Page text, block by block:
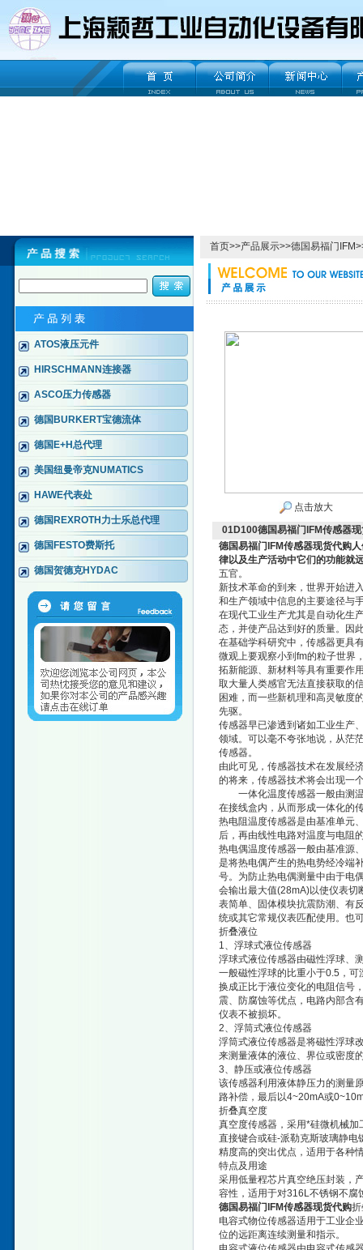
ATOS液压元件
HIRSCHMANN连接器
ASCO压力传感器
德国BURKERT宝德流体
德国E+H总代理
美国纽曼帝克NUMATICS
HAWE代表处
德国REXROTH力士乐总代理
德国FESTO费斯托
德国贺德克HYDAC
首页>>产品展示>>德国易福门IFM
点击放大
01D100德国易福门IFM传感器
德国易福门IFM传感器现货代购人
律以及生产活动中它们的功能就
五官。
新技术革命的到来，世界开始进
和生产领域中信息的主要途径与
在现代工业生产尤其是自动化生
态，并使产品达到好的质量。因
在基础学科研究中，传感器更具
微观上要观察小到fm的粒子世界
拓新能源、新材料等具有重要作
取大量人类感官无法直接获取的
困难，而一些新机理和高灵敏度
先驱。
传感器早已渗透到诸如工业生产
领域。可以毫不夸张地说，从茫
传感器。
由此可见，传感器技术在发展经
的将来，传感器技术将会出现一
一体化温度传感器一般由测温
在接线盒内，从而形成一体化的
热电阻温度传感器是由基准单元
后，再由线性电路对温度与电阻
热电偶温度传感器一般由基准源
是将热电偶产生的热电势经冷端
号。为防止热电偶测量中由于电
会输出最大值(28mA)以使仪表切
表简单、固体模块抗震防潮、有
统或其它常规仪表匹配使用。也
折叠液位
1、浮球式液位传感器
浮球式液位传感器由磁性浮球、
一般磁性浮球的比重小于0.5，
换成正比于液位变化的电阻信号
震、防腐蚀等优点，电路内部含
仪表不被损坏。
2、浮筒式液位传感器
浮筒式液位传感器是将磁性浮球
来测量液体的液位、界位或密度
3、静压或液位传感器
该传感器利用液体静压力的测量
路补偿，最后以4~20mA或
折叠真空度
真空度传感器，采用*硅微机械
直接键合或硅-派勒克斯玻璃静电
精度高的突出优点，适用于各种
特点及用途
采用低量程芯片真空绝压封装，
容性，适用于对316L不锈钢不腐
德国易福门IFM传感器现货代购折
电容式物位传感器适用于工业企
位的远距离连续测量和指示。